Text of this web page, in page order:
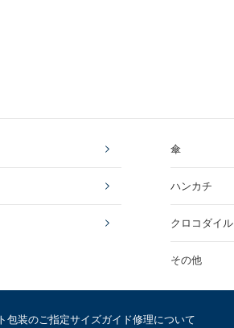
傘
ハンカチ
クロコダイル
その他
包装のご指定サイズガイド修理について